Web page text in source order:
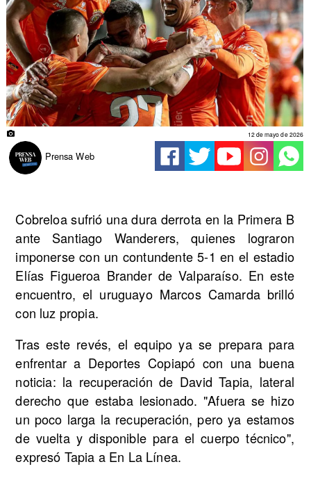
Prensa Web
12 de mayo de 2026
Cobreloa sufrió una dura derrota en la Primera B
ante Santiago Wanderers, quienes lograron
imponerse con un contundente 5-1 en el estadio
Elías Figueroa Brander de Valparaíso. En este
encuentro, el uruguayo Marcos Camarda brilló
con luz propia.
Tras este revés, el equipo ya se prepara para
enfrentar a Deportes Copiapó con una buena
noticia: la recuperación de David Tapia, lateral
derecho que estaba lesionado. "Afuera se hizo
un poco larga la recuperación, pero ya estamos
de vuelta y disponible para el cuerpo técnico",
expresó Tapia a En La Línea.